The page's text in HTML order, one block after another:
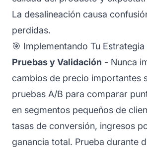
La desalineación causa
perdidas.
🎯 Implementando Tu
Pruebas y Validación - Nunca
cambios de precio importantes
pruebas A/B para comparar
en segmentos pequeños de
tasas de conversión, ingresos
ganancia total. Prueba durante